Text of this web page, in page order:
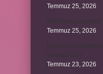
Temmuz 25, 2026
Temmuz 25, 2026
Temmuz 23, 2026